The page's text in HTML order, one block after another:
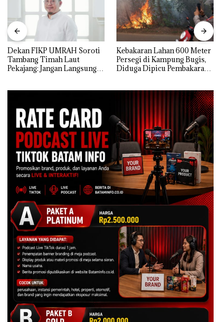
Dekan FIKP UMRAH Soroti
Tambang Timah Laut
Pekajang: Jangan Langsung
Kebakaran Lahan 600 Meter
Persegi di Kampung Bugis,
Diduga Dipicu Pembakaran